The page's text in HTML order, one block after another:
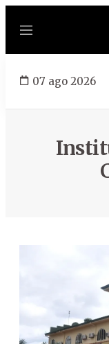
Menú
07 ago 2026